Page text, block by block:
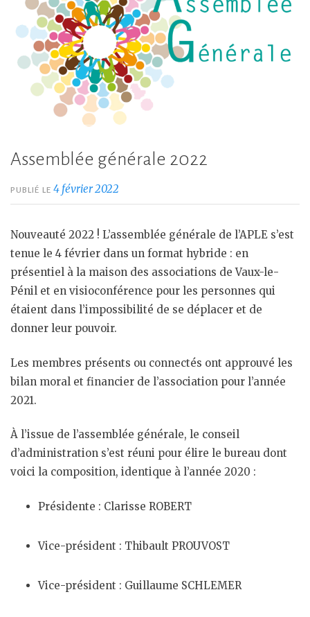
Assemblée générale 2022
PUBLIÉ LE 4 février 2022
Nouveauté 2022 ! L’assemblée générale de l’APLE s’est
tenue le 4 février dans un format hybride : en
présentiel à la maison des associations de Vaux-le-
Pénil et en visioconférence pour les personnes qui
étaient dans l’impossibilité de se déplacer et de
donner leur pouvoir.
Les membres présents ou connectés ont approuvé les
bilan moral et financier de l’association pour l’année
2021.
À l’issue de l’assemblée générale, le conseil
d’administration s’est réuni pour élire le bureau dont
voici la composition, identique à l’année 2020 :
Présidente : Clarisse ROBERT
Vice-président : Thibault PROUVOST
Vice-président : Guillaume SCHLEMER